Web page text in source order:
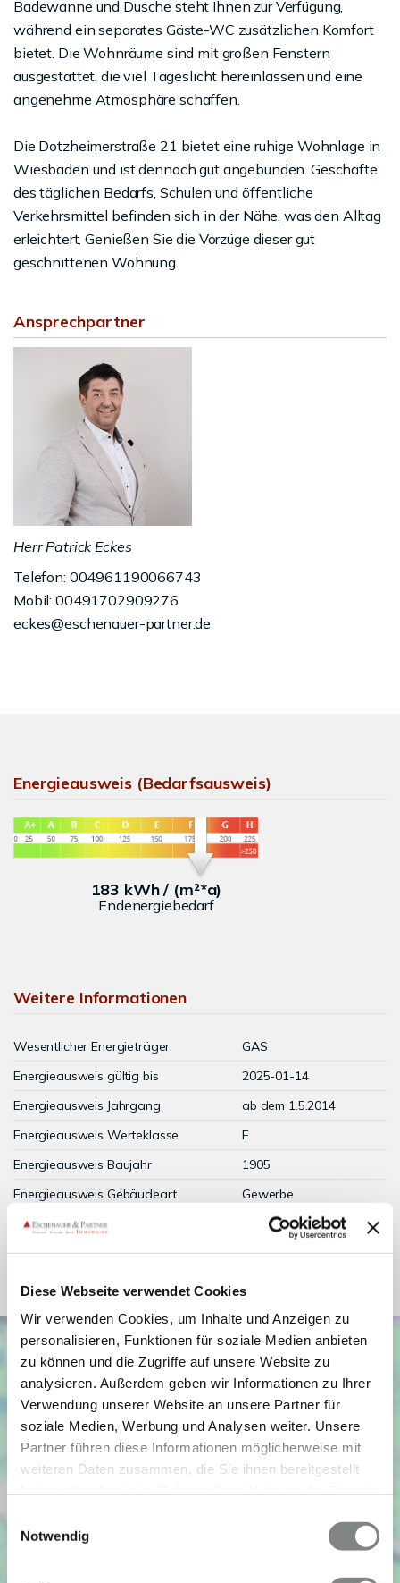
Diese Webseite verwendet Cookies
Wir verwenden Cookies, um Inhalte und Anzeigen zu
personalisieren, Funktionen für soziale Medien anbieten
zu können und die Zugriffe auf unsere Website zu
analysieren. Außerdem geben wir Informationen zu Ihrer
Verwendung unserer Website an unsere Partner für
soziale Medien, Werbung und Analysen weiter. Unsere
Partner führen diese Informationen möglicherweise mit
weiteren Daten zusammen, die Sie ihnen bereitgestellt
Cookies, wenn Sie unsere Webseite weiterhin nutzen.
Notwendig
Badewanne und Dusche steht Ihnen zur Verfügung,
während ein separates Gäste-WC zusätzlichen Komfort
bietet. Die Wohnräume sind mit großen Fenstern
ausgestattet, die viel Tageslicht hereinlassen und eine
angenehme Atmosphäre schaffen.
Die Dotzheimerstraße 21 bietet eine ruhige Wohnlage in
Wiesbaden und ist dennoch gut angebunden. Geschäfte
des täglichen Bedarfs, Schulen und öffentliche
Verkehrsmittel befinden sich in der Nähe, was den Alltag
erleichtert. Genießen Sie die Vorzüge dieser gut
geschnittenen Wohnung.
Ansprechpartner
Herr Patrick Eckes
Telefon: 004961190066743
Mobil: 00491702909276
eckes@eschenauer-partner.de
Energieausweis (Bedarfsausweis)
183 kWh / (m²*a)
Endenergiebedarf
Weitere Informationen
Wesentlicher Energieträger
GAS
Energieausweis gültig bis
2025-01-14
Energieausweis Jahrgang
ab dem 1.5.2014
Energieausweis Werteklasse
F
Energieausweis Baujahr
1905
Energieausweis Gebäudeart
Gewerbe
Heizung
Zentralheizung
Befeuerung
Gas